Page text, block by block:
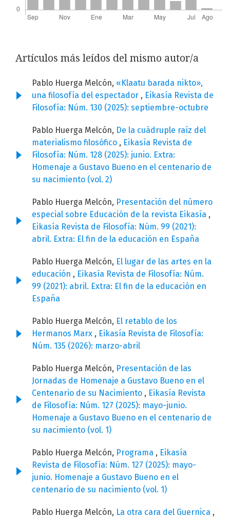
Artículos más leídos del mismo autor/a
Pablo Huerga Melcón, «Klaatu barada nikto»,
una filosofía del espectador , Eikasía Revista de
Filosofía: Núm. 130 (2025): septiembre-octubre
Pablo Huerga Melcón, De la cuádruple raíz del
materialismo filosófico , Eikasía Revista de
Filosofía: Núm. 128 (2025): junio. Extra:
Homenaje a Gustavo Bueno en el centenario de
su nacimiento (vol. 2)
Pablo Huerga Melcón, Presentación del número
especial sobre Educación de la revista Eikasía ,
Eikasía Revista de Filosofía: Núm. 99 (2021):
abril. Extra: El fin de la educación en España
Pablo Huerga Melcón, El lugar de las artes en la
educación , Eikasía Revista de Filosofía: Núm.
99 (2021): abril. Extra: El fin de la educación en
España
Pablo Huerga Melcón, El retablo de los
Hermanos Marx , Eikasía Revista de Filosofía:
Núm. 135 (2026): marzo-abril
Pablo Huerga Melcón, Presentación de las
Jornadas de Homenaje a Gustavo Bueno en el
Centenario de su Nacimiento , Eikasía Revista
de Filosofía: Núm. 127 (2025): mayo-junio.
Homenaje a Gustavo Bueno en el centenario de
su nacimiento (vol. 1)
Pablo Huerga Melcón, Programa , Eikasía
Revista de Filosofía: Núm. 127 (2025): mayo-
junio. Homenaje a Gustavo Bueno en el
centenario de su nacimiento (vol. 1)
Pablo Huerga Melcón, La otra cara del Guernica ,